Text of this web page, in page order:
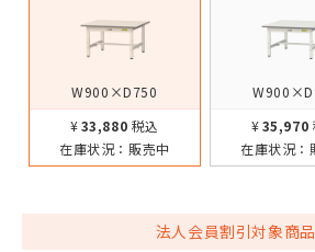
W900×D750
¥33,880 税込
在庫状況： 販売中
¥35,970
在庫状況：
法人会員割引対象商品